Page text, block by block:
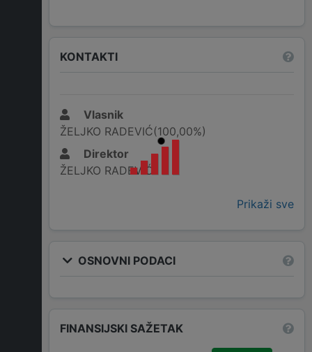
KONTAKTI
Vlasnik
ŽELJKO RADEVIĆ(100,00%)
Direktor
ŽELJKO RADEVIĆ
Prikaži sve
OSNOVNI PODACI
FINANSIJSKI SAŽETAK